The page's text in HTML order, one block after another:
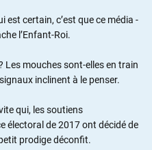
est certain, c’est que ce média -
l’Enfant-Roi.
Les mouches sont-elles en train
inclinent à le penser.
qui, les soutiens
électoral de 2017 ont décidé de
prodige déconfit.